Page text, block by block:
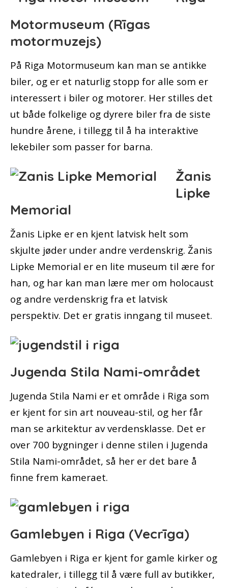
Motormuseum (Rīgas
motormuzejs)
På Riga Motormuseum kan man se antikke
biler, og er et naturlig stopp for alle som er
interessert i biler og motorer. Her stilles det
ut både folkelige og dyrere biler fra de siste
hundre årene, i tillegg til å ha interaktive
lekebiler som passer for barna.
Žanis
Lipke
Memorial
Žanis Lipke er en kjent latvisk helt som
skjulte jøder under andre verdenskrig. Žanis
Lipke Memorial er en lite museum til ære for
han, og har kan man lære mer om holocaust
og andre verdenskrig fra et latvisk
perspektiv. Det er gratis inngang til museet.
Jugenda Stila Nami-området
Jugenda Stila Nami er et område i Riga som
er kjent for sin art nouveau-stil, og her får
man se arkitektur av verdensklasse. Det er
over 700 bygninger i denne stilen i Jugenda
Stila Nami-området, så her er det bare å
finne frem kameraet.
Gamlebyen i Riga (Vecrīga)
Gamlebyen i Riga er kjent for gamle kirker og
katedraler, i tillegg til å være full av butikker,